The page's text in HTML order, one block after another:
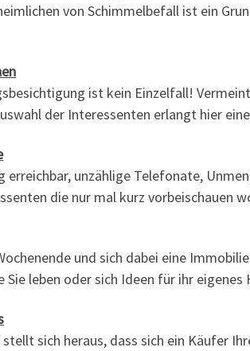
von Schimmelbefall ist ein
ist kein Einzelfall!
der Interessenten erlangt hier
erreichbar, unzählige Telefonate,
die nur mal kurz vorbeischauen
und sich dabei eine
leben oder sich Ideen für ihr eigenes
sich heraus, dass sich ein Käufer